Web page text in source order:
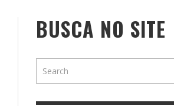
BUSCA NO SITE